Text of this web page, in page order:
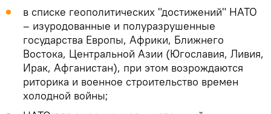
в списке геополитических "достижений" НАТО
– изуродованные и полуразрушенные
государства Европы, Африки, Ближнего
Востока, Центральной Азии (Югославия, Ливия,
Ирак, Афганистан), при этом возрождаются
риторика и военное строительство времен
холодной войны;